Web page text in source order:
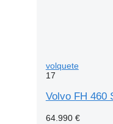
volquete
17
Volvo FH 460
64.990 €